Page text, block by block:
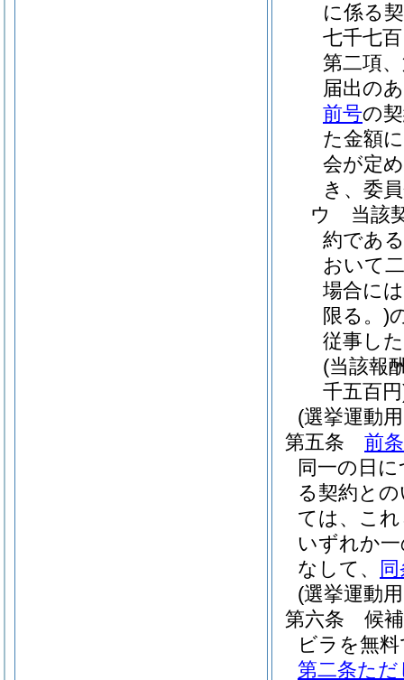
に係る
七千七
第二項
届出の
前号の
た金額
会が定
き、委
ウ
当該
約であ
おいて
場合に
限る。)
従事し
(当該報
千五百
(選挙運動
第五条
前条
同一の日
る契約と
ては、こ
いずれか
なして、
(選挙運動
第六条
候
ビラを無
第二条ただ